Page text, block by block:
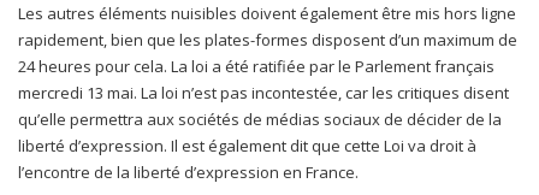
Les autres éléments nuisibles doivent également être mis hors ligne
rapidement, bien que les plates-formes disposent d’un maximum de
24 heures pour cela. La loi a été ratifiée par le Parlement français
mercredi 13 mai. La loi n’est pas incontestée, car les critiques disent
qu’elle permettra aux sociétés de médias sociaux de décider de la
liberté d’expression. Il est également dit que cette Loi va droit à
l’encontre de la liberté d’expression en France.